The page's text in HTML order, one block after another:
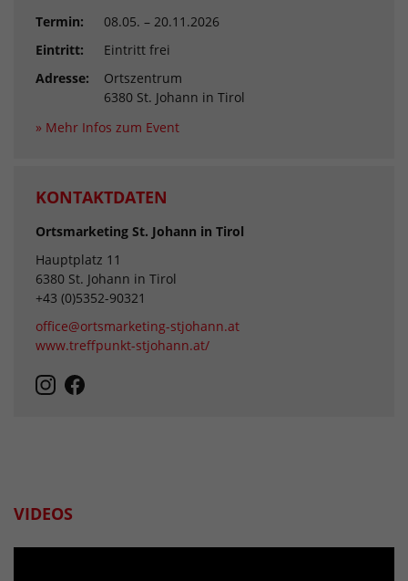
Termin:
08.05. – 20.11.2026
Eintritt:
Eintritt frei
Adresse:
Ortszentrum
6380 St. Johann in Tirol
» Mehr Infos zum Event
KONTAKTDATEN
Ortsmarketing St. Johann in Tirol
Hauptplatz 11
6380 St. Johann in Tirol
+43 (0)5352-90321
office@ortsmarketing-stjohann.at
www.treffpunkt-stjohann.at/
VIDEOS